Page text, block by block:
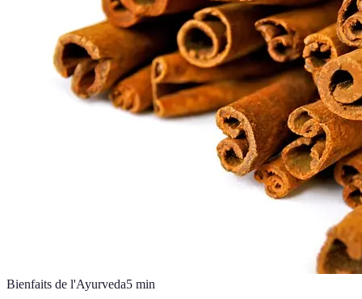
Bienfaits de l'Ayurveda5 min